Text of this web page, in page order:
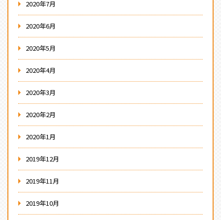
2020年7月
2020年6月
2020年5月
2020年4月
2020年3月
2020年2月
2020年1月
2019年12月
2019年11月
2019年10月